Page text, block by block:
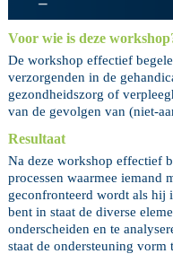
Voor wie is deze
De workshop effectief
verzorgenden in de
gezondheidszorg of
van de gevolgen van (niet-
Resultaat
Na deze workshop effectief
processen waarmee iemand
geconfronteerd wordt als hij
bent in staat de diverse
onderscheiden en te
staat de ondersteuning